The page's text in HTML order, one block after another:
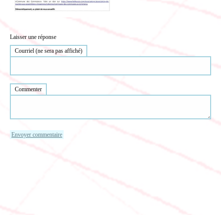
Laisser une réponse
Courriel (ne sera pas affiché)
Commenter